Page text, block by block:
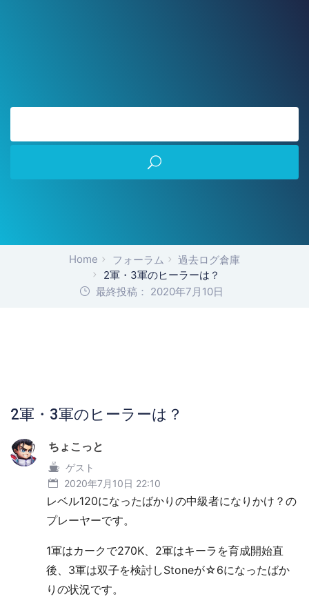
Home フォーラム
過去ログ倉庫
2軍・3軍のヒーラーは？
最終投稿： 2020年7月10日
2軍・3軍のヒーラーは？
ちょこっと
ゲスト
2020年7月10日 22:10
レベル120になったばかりの中級者になりかけ？の
プレーヤーです。
1軍はカークで270K、2軍はキーラを育成開始直
後、3軍は双子を検討しStoneが☆6になったばか
りの状況です。